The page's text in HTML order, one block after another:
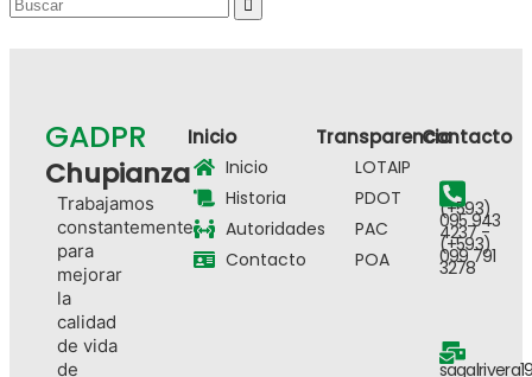
GADPR
Chupianza
Trabajamos
constantemente
para
mejorar
la
calidad
de vida
de
Inicio
Inicio
Historia
Autoridades
Contacto
Transparencia
LOTAIP
PDOT
PAC
POA
Contacto
(+593)
095 943
4237 -
(+593)
099 791
3278